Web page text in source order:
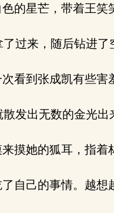
的星芒，带着王笑
过来，随后钻进了
到张成凯有些害
发出无数的金光出
摸她的狐耳，指着
自己的事情。越想